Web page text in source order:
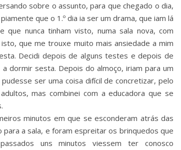
sobre o assunto, para que chegado o dia,
que o 1.º dia ia ser um drama, que iam lá
nunca tinham visto, numa sala nova, com
que me trouxe muito mais ansiedade a mim
Decidi depois de alguns testes e depois de
dormir sesta. Depois do almoço, iriam para um
ser uma coisa difícil de concretizar, pelo
mas combinei com a educadora que se
minutos em que se esconderam atrás das
a sala, e foram espreitar os brinquedos que
uns minutos viessem ter conosco